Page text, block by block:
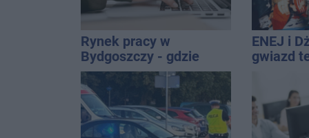
Rynek pracy w
Bydgoszczy - gdzie
warto szukać nowych
możliwości
zawodowych?
ENEJ i
gwiazd